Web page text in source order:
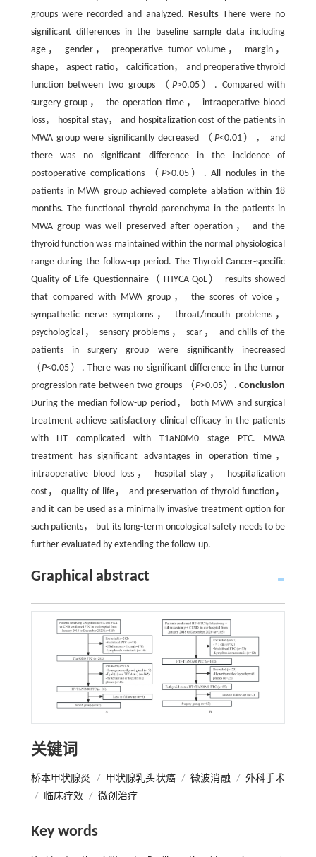
groups were recorded and analyzed.Results There were no
significant differences in the baseline sample data including
age， gender， preoperative tumor volume， margin，
shape， aspect ratio， calcification， and preoperative thyroid
function between two groups （ P>0.05）. Compared with
surgery group， the operation time， intraoperative blood
loss， hospital stay， and hospitalization cost of the patients in
MWA group were significantly decreased （ P<0.01）， and
there was no significant difference in the incidence of
postoperative complications （ P>0.05）. All nodules in the
patients in MWA group achieved complete ablation within 18
months. The functional thyroid parenchyma in the patients in
MWA group was well preserved after operation， and the
thyroid function was maintained within the normal physiological
range during the follow-up period. The Thyroid Cancer-specific
Quality of Life Questionnaire（THYCA-QoL） results showed
that compared with MWA group， the scores of voice，
sympathetic nerve symptoms， throat/mouth problems，
psychological， sensory problems， scar， and chills of the
patients in surgery group were significantly inecreased
（P<0.05）. There was no significant difference in the tumor
progression rate between two groups （P>0.05）.Conclusion
During the median follow-up period， both MWA and surgical
treatment achieve satisfactory clinical efficacy in the patients
with HT complicated with T1aN0M0 stage PTC. MWA
treatment has significant advantages in operation time，
intraoperative blood loss， hospital stay， hospitalization
cost， quality of life， and preservation of thyroid function，
and it can be used as a minimally invasive treatment option for
such patients， but its long-term oncological safety needs to be
further evaluated by extending the follow-up.
Graphical abstract
关键词
桥本甲状腺炎 / 甲状腺乳头状癌 / 微波消融 / 外科手术
/
临床疗效 / 微创治疗
Key words